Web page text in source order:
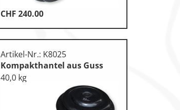
CHF 240.00
Artikel-Nr.: K8025
Kompakthantel aus Guss
40,0 kg